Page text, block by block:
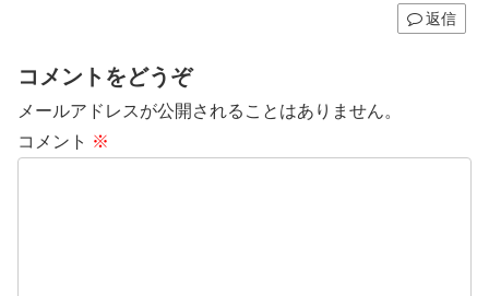
返信
コメントをどうぞ
メールアドレスが公開されることはありません。
コメント ※